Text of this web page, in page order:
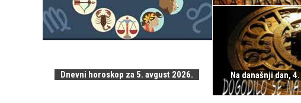
Dnevni horoskop za 5. avgust 2026. Na današnji dan,